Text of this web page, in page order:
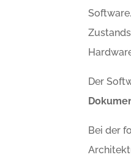
Der
Bei der